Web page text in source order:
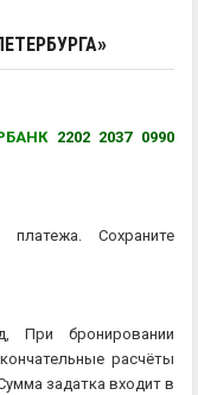
»
2202 2037 0990
платежа. Сохраните
При бронировании
расчёты
задатка входит в